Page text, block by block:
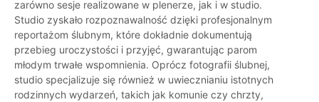
zarówno sesje realizowane w plenerze, jak i w studio.
Studio zyskało rozpoznawalność dzięki profesjonalnym
reportażom ślubnym, które dokładnie dokumentują
przebieg uroczystości i przyjęć, gwarantując parom
młodym trwałe wspomnienia. Oprócz fotografii ślubnej,
studio specjalizuje się również w uwiecznianiu istotnych
rodzinnych wydarzeń, takich jak komunie czy chrzty,